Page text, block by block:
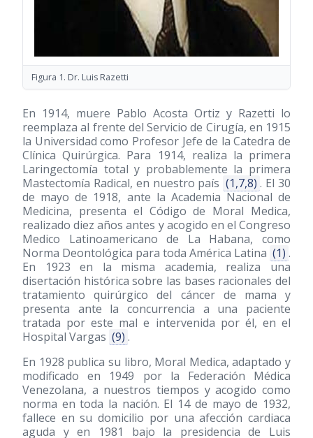
Figura 1. Dr. Luis Razetti
En 1914, muere Pablo Acosta Ortiz y Razetti lo
reemplaza al frente del Servicio de Cirugía, en 1915
la Universidad como Profesor Jefe de la Catedra de
Clínica Quirúrgica. Para 1914, realiza la primera
Laringectomía total y probablemente la primera
Mastectomía Radical, en nuestro país (1,7,8) . El 30
de mayo de 1918, ante la Academia Nacional de
Medicina, presenta el Código de Moral Medica,
realizado diez años antes y acogido en el Congreso
Medico Latinoamericano de La Habana, como
Norma Deontológica para toda América Latina (1) .
En 1923 en la misma academia, realiza una
disertación histórica sobre las bases racionales del
tratamiento quirúrgico del cáncer de mama y
presenta ante la concurrencia a una paciente
tratada por este mal e intervenida por él, en el
Hospital Vargas (9) .
En 1928 publica su libro, Moral Medica, adaptado y
modificado en 1949 por la Federación Médica
Venezolana, a nuestros tiempos y acogido como
norma en toda la nación. El 14 de mayo de 1932,
fallece en su domicilio por una afección cardiaca
aguda y en 1981 bajo la presidencia de Luis